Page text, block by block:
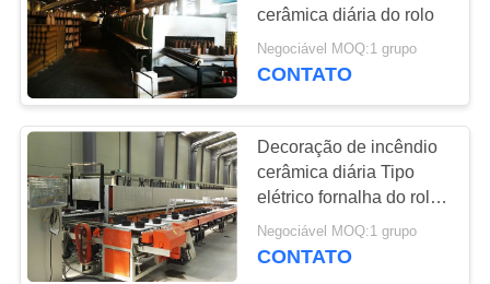
VISITA
FÁBRICA
CONTROLE
DE
QUALIDADE
cerâmica diária do rolo
Negociável MOQ:1 grupo
CONTATO
Decoração de incêndio
cerâmica diária Tipo
elétrico fornalha do rolo
com controle de
temperatura inteligente
Negociável MOQ:1 grupo
CONTATO